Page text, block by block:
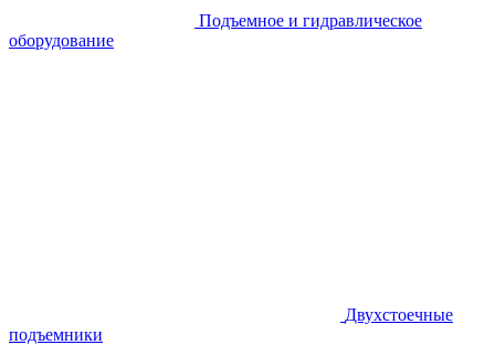
Подъемное и гидравлическое
оборудование
Двухстоечные
подъемники